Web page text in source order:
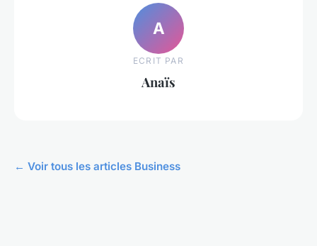
A
ECRIT PAR
Anaïs
← Voir tous les articles Business